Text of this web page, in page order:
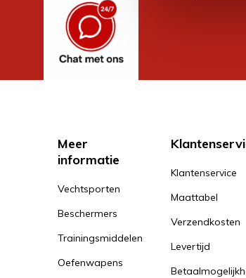
Meer
informatie
Vechtsporten
Beschermers
Trainingsmiddelen
Oefenwapens
Klantenservice
Maattabel
Verzendkosten
Levertijd